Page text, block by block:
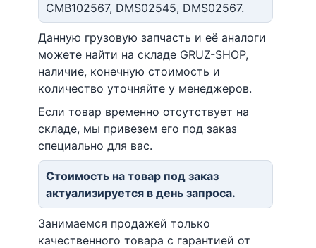
CMB102567, DMS02545, DMS02567.
Данную грузовую запчасть и её аналоги
можете найти на складе GRUZ-SHOP,
наличие, конечную стоимость и
количество уточняйте у менеджеров.
Если товар временно отсутствует на
складе, мы привезем его под заказ
специально для вас.
Стоимость на товар под заказ
актуализируется в день запроса.
Занимаемся продажей только
качественного товара с гарантией от